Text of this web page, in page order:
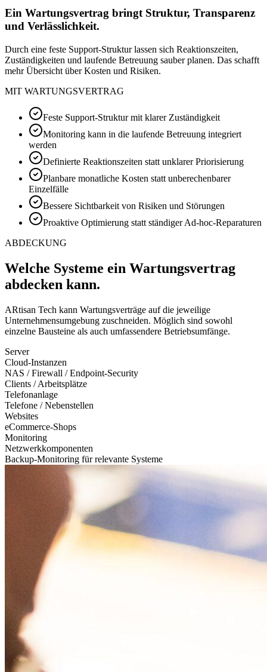
Ein Wartungsvertrag bringt Struktur, Transparenz
und Verlässlichkeit.
Durch eine feste Support-Struktur lassen sich Reaktionszeiten,
Zuständigkeiten und laufende Betreuung sauber planen. Das schafft
mehr Übersicht über Kosten und Risiken.
MIT WARTUNGSVERTRAG
Feste Support-Struktur mit klarer Zuständigkeit
Monitoring kann in die laufende Betreuung integriert
werden
Definierte Reaktionszeiten statt unklarer Priorisierung
Planbare monatliche Kosten statt unberechenbarer
Einzelfälle
Bessere Sichtbarkeit von Risiken und Störungen
Proaktive Optimierung statt ständiger Ad-hoc-Reparaturen
ABDECKUNG
Welche Systeme ein Wartungsvertrag
abdecken kann.
ARtisan Tech kann Wartungsverträge auf die jeweilige
Unternehmensumgebung zuschneiden. Möglich sind sowohl
einzelne Bausteine als auch umfassendere Betriebsumfänge.
Server
Cloud-Instanzen
NAS / Firewall / Endpoint-Security
Clients / Arbeitsplätze
Telefonanlage
Telefone / Nebenstellen
Websites
eCommerce-Shops
Monitoring
Netzwerkkomponenten
Backup-Monitoring für relevante Systeme